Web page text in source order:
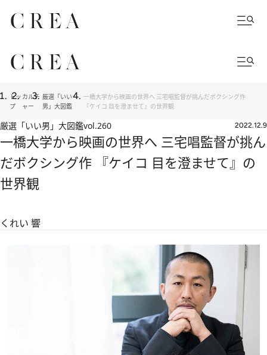
トッ
プ
カルチ
ャー
厳選「いい
男」大図鑑
一橋大学から映画の世界へ 三宅唱監督が挑んだボクシング作
『ケイコ 目を澄ませて』の世界観
厳選「いい男」大図鑑vol.260 2022.12.9
一橋大学から映画の世界へ 三宅唱監督が挑ん
だボクシング作 『ケイコ 目を澄ませて』の
世界観
くれい 響